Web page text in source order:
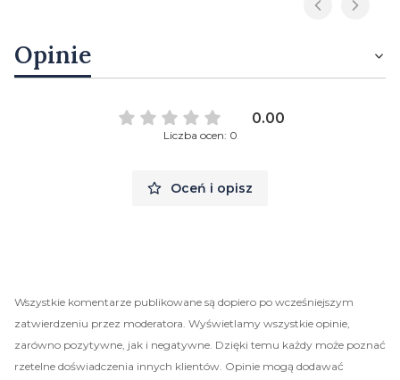
Opinie
0.00
Liczba ocen: 0
Oceń i opisz
Wszystkie komentarze publikowane są dopiero po wcześniejszym
zatwierdzeniu przez moderatora. Wyświetlamy wszystkie opinie,
zarówno pozytywne, jak i negatywne. Dzięki temu każdy może poznać
rzetelne doświadczenia innych klientów. Opinie mogą dodawać